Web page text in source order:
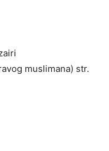
muslimana) str.